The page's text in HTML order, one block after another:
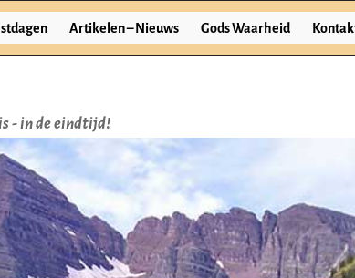
- in de eindtijd!
Artikelen – Nieuws Gods Waarheid